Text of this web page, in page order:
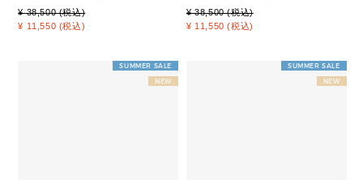
¥ 38,500 (税込)
¥ 11,550 (税込)
¥ 38,500 (税込)
¥ 11,550 (税込)
SUMMER SALE
NEW
SUMMER SALE
NEW